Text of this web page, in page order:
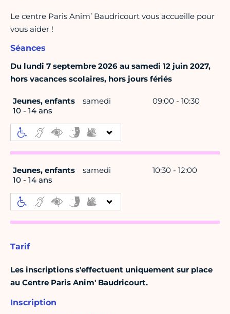
Le centre Paris Anim’ Baudricourt vous accueille pour
vous aider !
Séances
Du lundi 7 septembre 2026 au samedi 12 juin 2027,
hors vacances scolaires, hors jours fériés
Jeunes, enfants
10 - 14 ans
samedi 09:00 - 10:30
Jeunes, enfants
10 - 14 ans
samedi 10:30 - 12:00
Tarif
Les inscriptions s'effectuent uniquement sur place
au Centre Paris Anim' Baudricourt.
Inscription